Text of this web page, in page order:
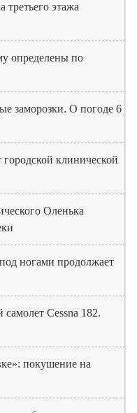
этажа
определены по
заморозки. О погоде 6
клинической
Оленька
ногами продолжает
Cessna 182.
покушение на